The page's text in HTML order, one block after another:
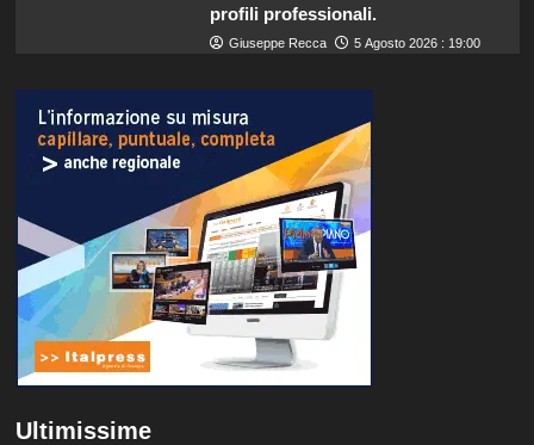
profili professionali.
Giuseppe Recca 5 Agosto 2026 : 19:00
Ultimissime